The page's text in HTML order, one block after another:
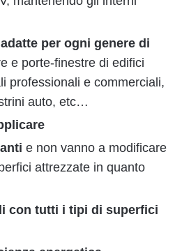
per ogni genere di
e porte-finestre di edifici
professionali e commerciali,
auto, etc…
e non vanno a modificare
attrezzate in quanto
con tutti i tipi di superfici